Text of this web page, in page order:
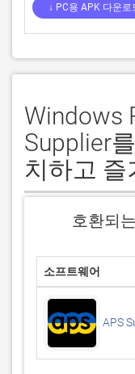
↓ PC용 APK 다운로
Windows
Supplier
치하고 즐
호환되
소프트웨어
APS